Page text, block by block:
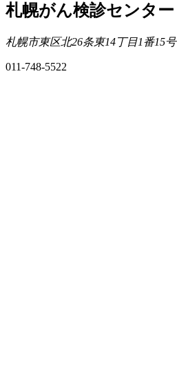
札幌がん検診センター
札幌市東区北26条東14丁目1番15号
011-748-5522